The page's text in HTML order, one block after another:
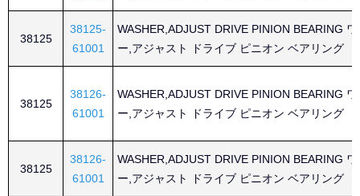
38125
38125-
61001
WASHER,ADJUST DRIVE PINION BEARING
ー,アジャスト ドライブ ピニオン ベアリング
38125
38126-
61001
WASHER,ADJUST DRIVE PINION BEARING
ー,アジャスト ドライブ ピニオン ベアリング
38125
38126-
61001
WASHER,ADJUST DRIVE PINION BEARING
ー,アジャスト ドライブ ピニオン ベアリング